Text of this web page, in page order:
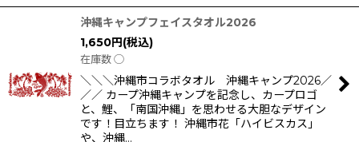
沖縄キャンプフェイスタオル2026
1,650円(税込)
在庫数 ◯
＼＼＼沖縄市コラボタオル 沖縄キャンプ2026／
／／ カープ沖縄キャンプを記念し、カープロゴ
と、鯉、「南国沖縄」を思わせる大胆なデザイン
です！目立ちます！ 沖縄市花「ハイビスカス」
や、沖縄…